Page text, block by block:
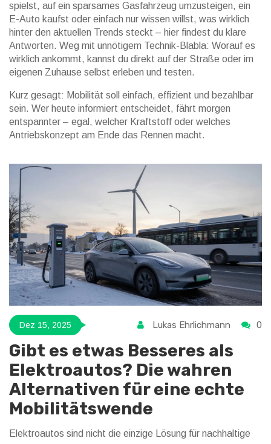
spielst, auf ein sparsames Gasfahrzeug umzusteigen, ein
E-Auto kaufst oder einfach nur wissen willst, was wirklich
hinter den aktuellen Trends steckt – hier findest du klare
Antworten. Weg mit unnötigem Technik-Blabla: Worauf es
wirklich ankommt, kannst du direkt auf der Straße oder im
eigenen Zuhause selbst erleben und testen.
Kurz gesagt: Mobilität soll einfach, effizient und bezahlbar
sein. Wer heute informiert entscheidet, fährt morgen
entspannter – egal, welcher Kraftstoff oder welches
Antriebskonzept am Ende das Rennen macht.
Dez 15, 2025 Lukas Ehrlichmann 0
Gibt es etwas Besseres als
Elektroautos? Die wahren
Alternativen für eine echte
Mobilitätswende
Elektroautos sind nicht die einzige Lösung für nachhaltige